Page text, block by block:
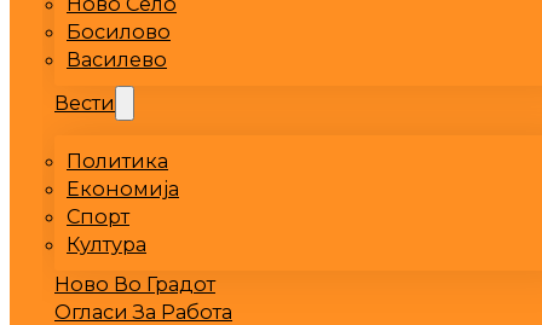
Босилово
Василево
Вести
Политика
Економија
Спорт
Култура
Ново Во Градот
Огласи За Работа